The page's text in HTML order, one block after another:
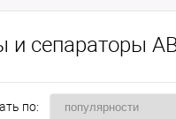
и сепараторы
по: